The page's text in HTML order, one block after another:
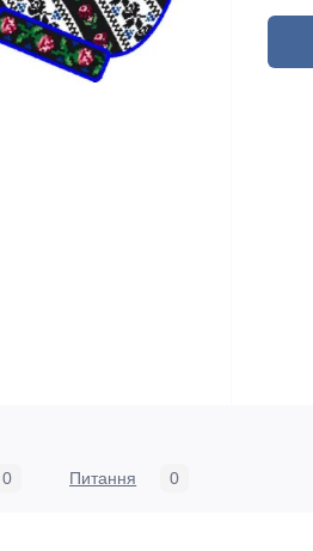
0 Питання 0